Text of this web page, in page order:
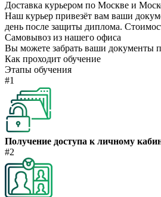
Доставка курьером по Москве и
Наш курьер привезёт вам ваши
день после защиты диплома.
Самовывоз из нашего офиса
Вы можете забрать ваши документы
Как проходит обучение
Этапы обучения
#1
Получение доступа к личному
#2